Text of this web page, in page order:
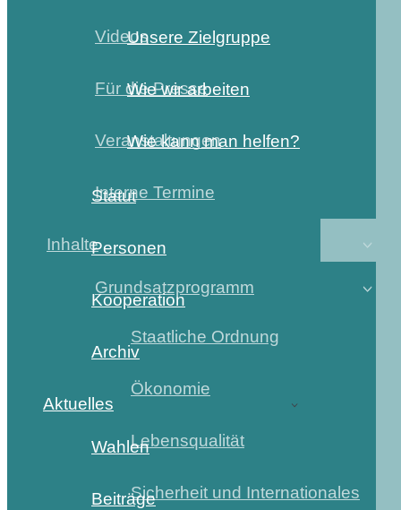
Videos
Für die Presse
Veranstaltungen
Interne Termine
Inhalte
Grundsatzprogramm
Staatliche Ordnung
Ökonomie
Lebensqualität
Sicherheit und Internationales
Unsere Zielgruppe
Wie wir arbeiten
Wie kann man helfen?
Statut
Personen
Kooperation
Archiv
Aktuelles
Wahlen
Beiträge